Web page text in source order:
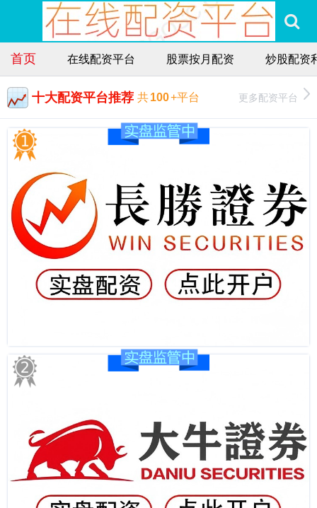
首页 在线配资平台 股票按月配资 炒股配资
十大配资平台推荐 共100+平台 更多配资平台